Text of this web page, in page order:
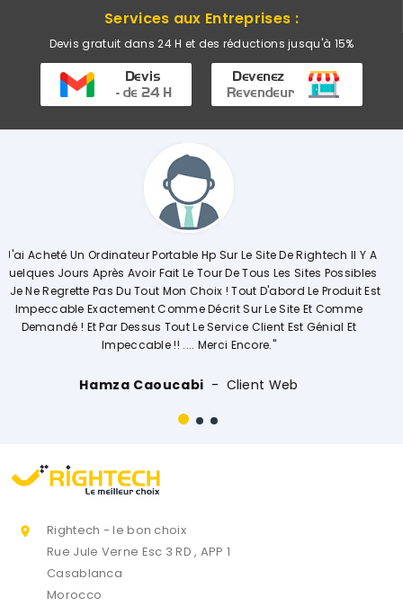
Services aux Entreprises :
Devis gratuit dans 24 H et des réductions jusqu'à 15%
Il Y A
Possibles
Produit Est
Comme
Et
"Commerciale KHADIJA Super Compétente Qui Aide,
Explique De Façon Concrète Et Détaillée Le
Opérations. Société A L'écoute Des Clients, Je
Vivement."
Ouissal Ait

Rightech - le bon choix
Rue Jule Verne Esc 3 RD , APP 1
Casablanca
Morocco